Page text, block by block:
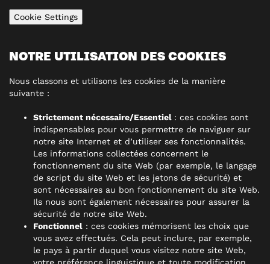
Cookie Settings
NOTRE UTILISATION DES COOKIES
Nous classons et utilisons les cookies de la manière
suivante :
Strictement nécessaire/Essentiel : ces cookies sont
indispensables pour vous permettre de naviguer sur
notre site Internet et d’utiliser ses fonctionnalités.
Les informations collectées concernent le
fonctionnement du site Web (par exemple, le langage
de script du site Web et les jetons de sécurité) et
sont nécessaires au bon fonctionnement du site Web.
Ils nous sont également nécessaires pour assurer la
sécurité de notre site Web.
Fonctionnel : ces cookies mémorisent les choix que
vous avez effectués. Cela peut inclure, par exemple,
le pays à partir duquel vous visitez notre site Web,